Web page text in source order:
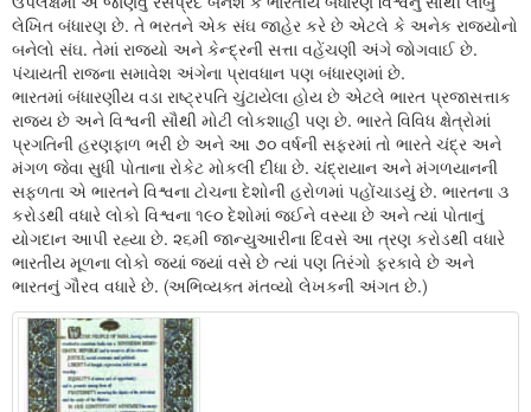
લેખિત બંધારણ છે. તે ભરતને એક સંઘ જાહેર કરે છે એટલે કે અનેક રાજ્યોનો
બનેલો સંઘ. તેમાં રાજ્યો અને કેન્દ્રની સત્તા વહેંચણી અંગે જોગવાઈ છે.
પંચાયતી રાજના સમાવેશ અંગેના પ્રાવધાન પણ બંધારણમાં છે.
ભારતમાં બંધારણીય વડા રાષ્ટ્રપતિ ચુંટાયેલા હોય છે એટલે ભારત પ્રજાસત્તાક
રાજ્ય છે અને વિશ્વની સૌથી મોટી લોકશાહી પણ છે. ભારતે વિવિધ ક્ષેત્રોમાં
પ્રગતિની હરણફાળ ભરી છે અને આ ૭૦ વર્ષની સફરમાં તો ભારતે ચંદ્ર અને
મંગળ જેવા સુધી પોતાના રોકેટ મોકલી દીધા છે. ચંદ્રાયાન અને મંગળયાનની
સફળતા એ ભારતને વિશ્વના ટોચના દેશોની હરોળમાં પહોંચાડયું છે. ભારતના ૩
કરોડથી વધારે લોકો વિશ્વના ૧૯૦ દેશોમાં જઈને વસ્યા છે અને ત્યાં પોતાનું
યોગદાન આપી રહ્યા છે. ૨૬મી જાન્યુઆરીના દિવસે આ ત્રણ કરોડથી વધારે
ભારતીય મૂળના લોકો જ્યાં જ્યાં વસે છે ત્યાં પણ તિરંગો ફરકાવે છે અને
ભારતનું ગૌરવ વધારે છે. (અભિવ્યક્ત મંતવ્યો લેખકની અંગત છે.)